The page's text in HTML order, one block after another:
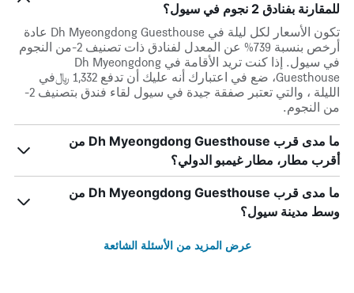
للمقارنة بفنادق 2 نجوم في سيول؟
تكون الأسعار لكل ليلة في Dh Myeongdong Guesthouse عادة
أرخص بنسبة 739% عن المعدل لفنادق ذات تصنيف 2-من النجوم
في سيول. إذا كنت تريد الأقامة في Dh Myeongdong
Guesthouse، ضع في اعتبارك أنه عليك أن تدفع 1,332 ﷼في
الليلة ، والتي تعتبر صفقة جيدة في سيول لقاء فندق بتصنيف 2-
من النجوم.
ما مدى قرب Dh Myeongdong Guesthouse من
أقرب مطار، مطار غيمبو الدولي؟
ما مدى قرب Dh Myeongdong Guesthouse من
وسط مدينة سيول؟
عرض المزيد من الأسئلة الشائعة